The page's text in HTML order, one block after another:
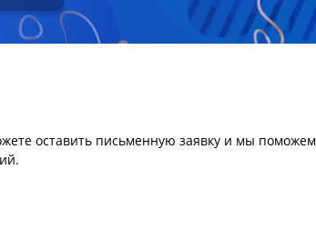
оставить письменную заявку и мы поможем